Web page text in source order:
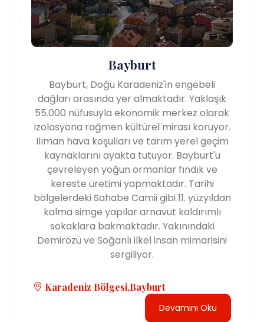
Bayburt
Bayburt, Doğu Karadeniz'in engebeli
dağları arasında yer almaktadır. Yaklaşık
55.000 nüfusuyla ekonomik merkez olarak
izolasyona rağmen kültürel mirası koruyor.
Ilıman hava koşulları ve tarım yerel geçim
kaynaklarını ayakta tutuyor. Bayburt'u
çevreleyen yoğun ormanlar fındık ve
kereste üretimi yapmaktadır. Tarihi
bölgelerdeki Sahabe Camii gibi 11. yüzyıldan
kalma simge yapılar arnavut kaldırımlı
sokaklara bakmaktadır. Yakınındaki
Demirözü ve Soğanlı ilkel insan mimarisini
sergiliyor.
Karadeniz Bölgesi,Bayburt
Devamını Oku